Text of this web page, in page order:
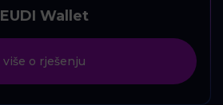
EUDI Wallet
više o rješenju